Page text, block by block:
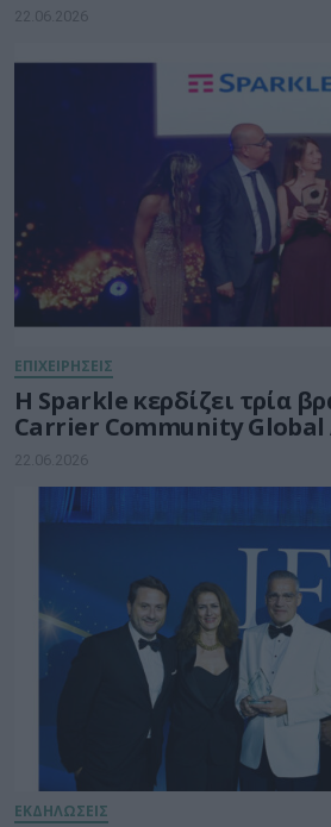
22.06.2026
ΕΠΙΧΕΙΡΗΣΕΙΣ
Η Sparkle κερδίζει τρία
Carrier Community Global
22.06.2026
ΕΚΔΗΛΩΣΕΙΣ